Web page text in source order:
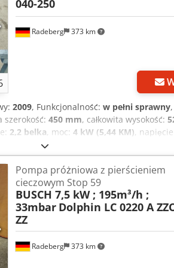
z czujnikiem temperatury: 440
81 kg Strona ssąca: DN 20 Strona
Radeberg 373 km
040-250
2009, Funkcjonalność: w pełni sprawny
szerokość: 450 mm, całkowita wysokość:
2,2 belka, moc: 4 kW (5,44 KM),
(maks.):
spiralnych w konstrukcji
jednostopniowe, ! Cena za sztukę !
wału: Dwustronne
Średnica wirnika: 260
Aja Na tabliczce znamionowej znajdują
Punkt optymalny według
(2,2 bara) Moc na wale: 1,85 kW
6,0 m³/h Wysokość podnoszenia:
Korpus spiralny: Noridur
Radeberg 373 km
Pompa próżniowa z pierścieniem
cieczowym Stop 59
BUSCH 7,5 kW ; 195m³/h ;
33mbar Dolphin LC 0220 A
ZZ